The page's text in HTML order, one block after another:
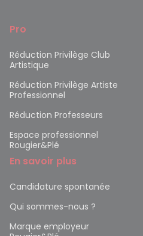
Pro
Réduction Privilège Club
Artistique
Réduction Privilège Artiste
Professionnel
Réduction Professeurs
Espace professionnel
Rougier&Plé
En savoir plus
Candidature spontanée
Qui sommes-nous ?
Marque employeur